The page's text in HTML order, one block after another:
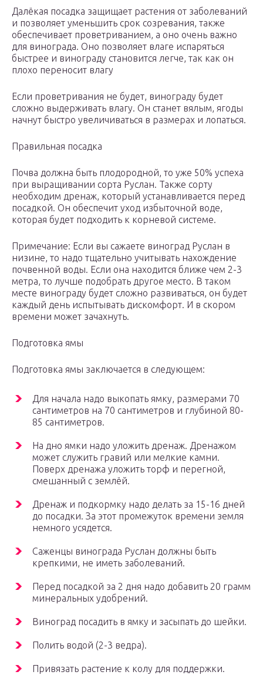
Далёкая посадка защищает растения от заболеваний
и позволяет уменьшить срок созревания, также
обеспечивает проветриванием, а оно очень важно
для винограда. Оно позволяет влаге испаряться
быстрее и винограду становится легче, так как он
плохо переносит влагу
Если проветривания не будет, винограду будет
сложно выдерживать влагу. Он станет вялым, ягоды
начнут быстро увеличиваться в размерах и лопаться.
Правильная посадка
Почва должна быть плодородной, то уже 50% успеха
при выращивании сорта Руслан. Также сорту
необходим дренаж, который устанавливается перед
посадкой. Он обеспечит уход избыточной воде,
которая будет подходить к корневой системе.
Примечание: Если вы сажаете виноград Руслан в
низине, то надо тщательно учитывать нахождение
почвенной воды. Если она находится ближе чем 2-3
метра, то лучше подобрать другое место. В таком
месте винограду будет сложно развиваться, он будет
каждый день испытывать дискомфорт. И в скором
времени может зачахнуть.
Подготовка ямы
Подготовка ямы заключается в следующем:
Для начала надо выкопать ямку, размерами 70
сантиметров на 70 сантиметров и глубиной 80-
85 сантиметров.
На дно ямки надо уложить дренаж. Дренажом
может служить гравий или мелкие камни.
Поверх дренажа уложить торф и перегной,
смешанный с землёй.
Дренаж и подкормку надо делать за 15-16 дней
до посадки. За этот промежуток времени земля
немного усядется.
Саженцы винограда Руслан должны быть
крепкими, не иметь заболеваний.
Перед посадкой за 2 дня надо добавить 20 грамм
минеральных удобрений.
Виноград посадить в ямку и засыпать до шейки.
Полить водой (2-3 ведра).
Привязать растение к колу для поддержки.